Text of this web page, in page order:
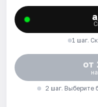
1 шаг.
от
2 шаг. Выберите